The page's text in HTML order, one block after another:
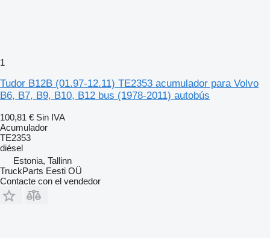
1
Tudor B12B (01.97-12.11) TE2353 acumulador para Volvo
B6, B7, B9, B10, B12 bus (1978-2011) autobús
100,81 € Sin IVA
Acumulador
TE2353
diésel
Estonia, Tallinn
TruckParts Eesti OÜ
Contacte con el vendedor